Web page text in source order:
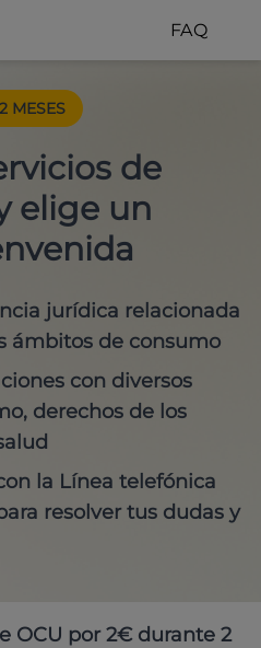
FAQ
MESES
de
elige un
jurídica relacionada
ámbitos de consumo
con diversos
derechos de los
la Línea telefónica
resolver tus dudas y
OCU por 2€ durante 2